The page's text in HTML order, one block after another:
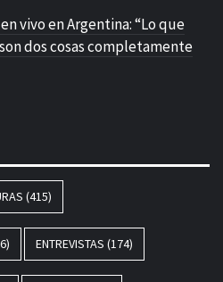
vivo en Argentina: “Lo que
dos cosas completamente
(415)
ENTREVISTAS (174)